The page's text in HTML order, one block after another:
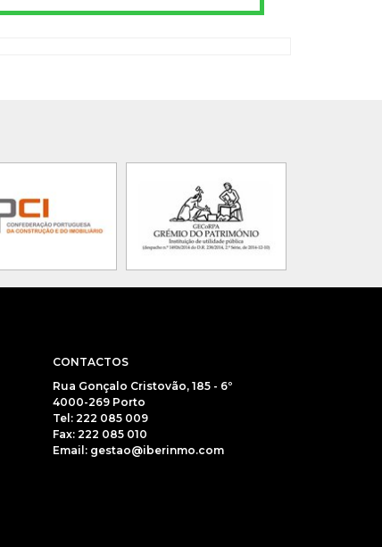
CONTACTOS
Rua Gonçalo Cristovão, 185 - 6º
4000-269 Porto
Tel: 222 085 009
Fax: 222 085 010
Email: gestao@iberinmo.com